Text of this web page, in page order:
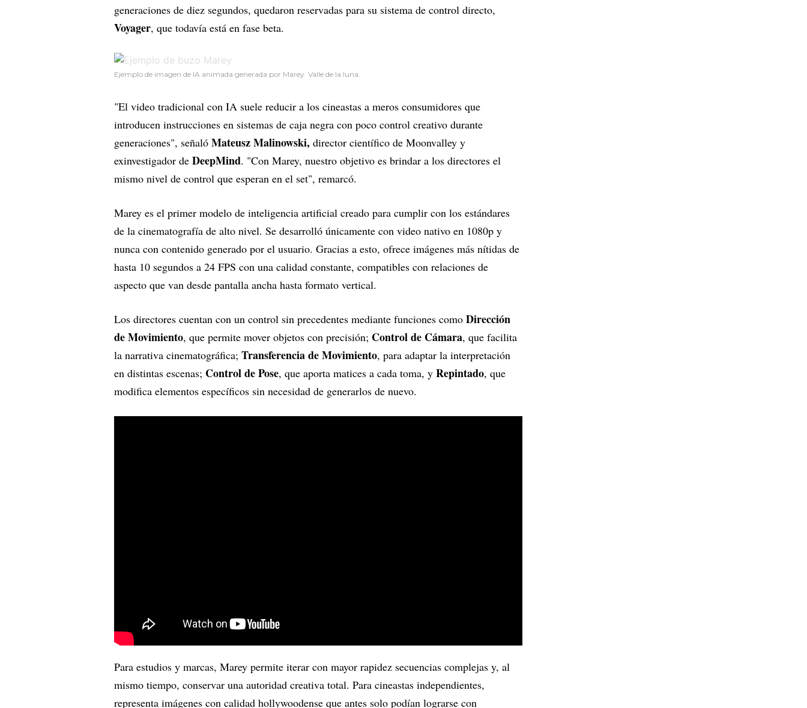
generaciones de diez segundos, quedaron reservadas para su sistema de control directo,
Voyager, que todavía está en fase beta.
Ejemplo de imagen de IA animada generada por Marey. Valle de la luna.
"El video tradicional con IA suele reducir a los cineastas a meros consumidores que
introducen instrucciones en sistemas de caja negra con poco control creativo durante
generaciones", señaló Mateusz Malinowski, director científico de Moonvalley y
exinvestigador de DeepMind. "Con Marey, nuestro objetivo es brindar a los directores el
mismo nivel de control que esperan en el set", remarcó.
Marey es el primer modelo de inteligencia artificial creado para cumplir con los estándares
de la cinematografía de alto nivel. Se desarrolló únicamente con video nativo en 1080p y
nunca con contenido generado por el usuario. Gracias a esto, ofrece imágenes más nítidas de
hasta 10 segundos a 24 FPS con una calidad constante, compatibles con relaciones de
aspecto que van desde pantalla ancha hasta formato vertical.
Los directores cuentan con un control sin precedentes mediante funciones como Dirección
de Movimiento, que permite mover objetos con precisión; Control de Cámara, que facilita
la narrativa cinematográfica; Transferencia de Movimiento, para adaptar la interpretación
en distintas escenas; Control de Pose, que aporta matices a cada toma, y Repintado, que
modifica elementos específicos sin necesidad de generarlos de nuevo.
Para estudios y marcas, Marey permite iterar con mayor rapidez secuencias complejas y, al
mismo tiempo, conservar una autoridad creativa total. Para cineastas independientes,
representa imágenes con calidad hollywoodense que antes solo podían lograrse con